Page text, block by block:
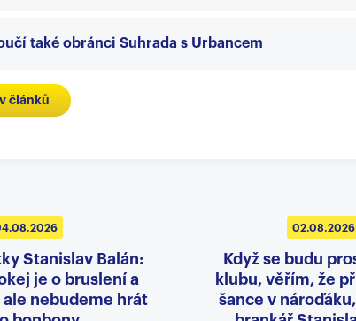
také obránci Suhrada s Urbancem
článků
Stanislav Balán:
je o bruslení a
ale nebudeme hrát
02.08.2026
Když se budu
klubu, věřím, že
šance v